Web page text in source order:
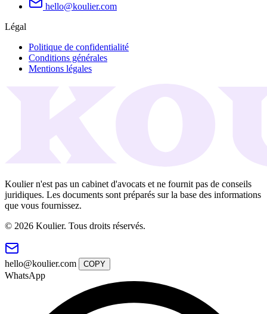
hello@koulier.com
Légal
Politique de confidentialité
Conditions générales
Mentions légales
Koulier n'est pas un cabinet d'avocats et ne fournit pas de conseils
juridiques. Les documents sont préparés sur la base des informations
que vous fournissez.
© 2026 Koulier. Tous droits réservés.
hello@koulier.com COPY
WhatsApp